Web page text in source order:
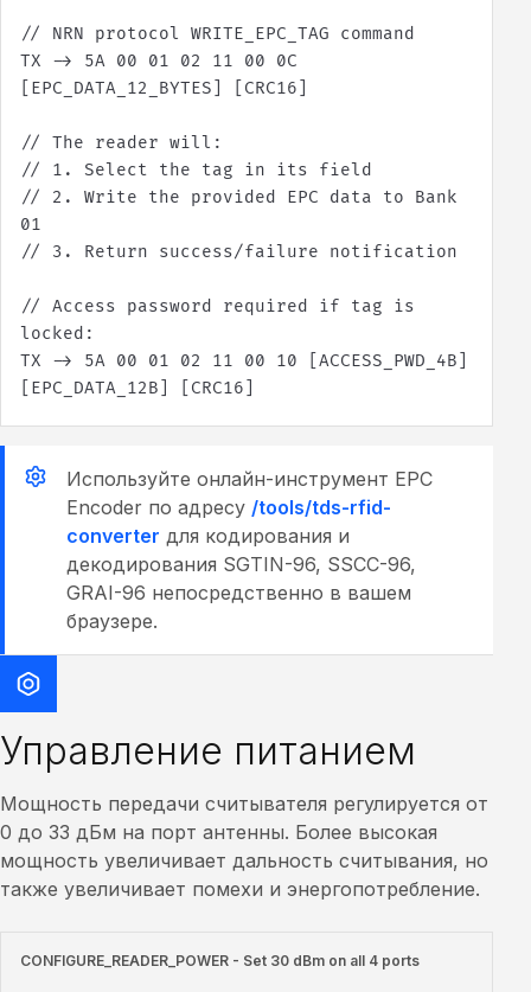
TX -> 5A 00 01 02 11 00 0C
// 2. Write the provided EPC data to Bank
// Access password required if tag is
TX -> 5A 00 01 02 11 00 10 [ACCESS_PWD_4B]
[EPC_DATA_12B] [CRC16]
Используйте онлайн-инструмент EPC
Encoder по адресу /tools/tds-rfid-
converter для кодирования и
декодирования SGTIN-96, SSCC-96,
GRAI-96 непосредственно в вашем
браузере.
Управление питанием
Мощность передачи считывателя регулируется от
0 до 33 дБм на порт антенны. Более высокая
мощность увеличивает дальность считывания, но
также увеличивает помехи и энергопотребление.
CONFIGURE_READER_POWER - Set 30 dBm on all 4 ports